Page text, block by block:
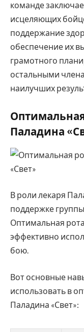
команде
исцеляющих
поддержание
обеспечение их
грамотного
остальными
наилучших
Паладина
В роли лекаря
поддержке
Оптимальная
эффективно
бою.
Вот основные
использовать в
Паладина «Свет»: